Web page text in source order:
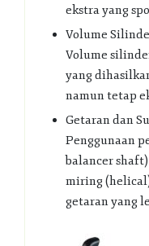
ekstra yang
Volume
Volume
yang
namun tetap
Getaran dan
Penggunaan
balancer
miring
getaran yang